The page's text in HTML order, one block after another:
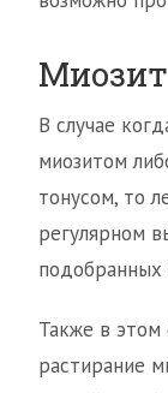
Миозит
В случае
миозитом
тонусом, то
регулярном
подобранных
Также в этом
растирание